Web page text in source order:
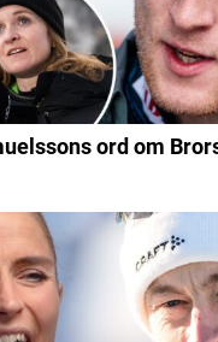
ord om